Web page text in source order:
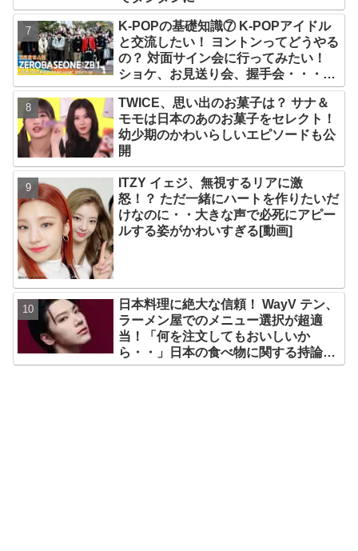
K-POPの基礎知識⑦ K-POPアイドル
と交流したい！ ヨントンってどうやる
の？ 対面サイン会に行ってみたい！
ショケ、お見送り会、握手会・・・リ
リースイベントあれこれを紹介
TWICE、思い出のお菓子は？ サナ＆
モモは日本のあのお菓子をセレクト！
幼少期のかわいらしいエピソードも公
開
ITZY イェジ、無視するリアに激
怒！？ ただ一緒にハートを作りたいだ
けなのに・・大きな声で必死にアピー
ルする姿がかわいすぎる[動画]
日本料理に絶大な信頼！ WayV テン、
ラーメン屋でのメニュー選択が超適
当！「何を注文してもおいしいか
ら・・」日本の食べ物に関する持論を
明かす